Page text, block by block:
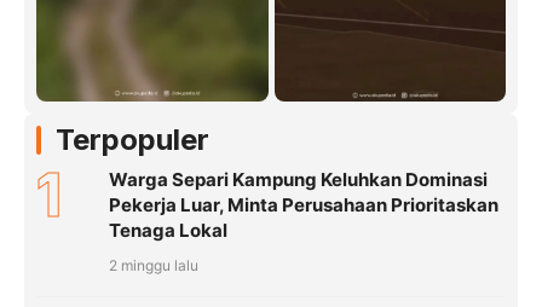
Terpopuler
1
Warga Separi Kampung Keluhkan Dominasi
Pekerja Luar, Minta Perusahaan Prioritaskan
Tenaga Lokal
2 minggu lalu